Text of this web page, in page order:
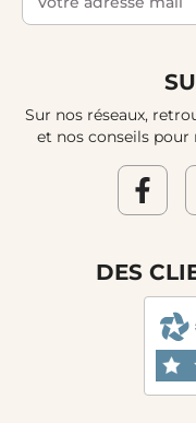
Sur nos réseaux,
et nos conseils pour
DES